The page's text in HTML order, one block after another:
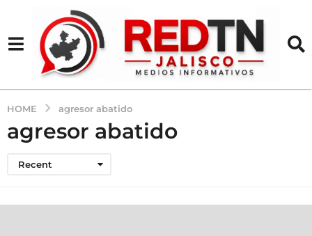
HOME agresor abatido
agresor abatido
Recent